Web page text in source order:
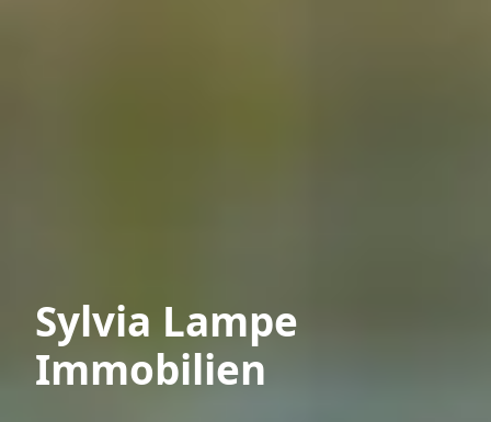
Sylvia Lampe
Immobilien